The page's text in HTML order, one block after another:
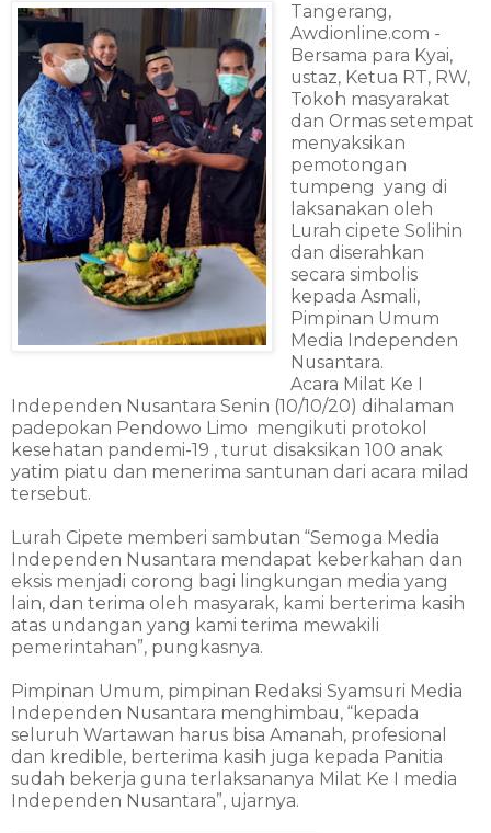
Tangerang,
Awdionline.com -
Bersama para Kyai,
ustaz, Ketua RT, RW,
Tokoh masyarakat
dan Ormas setempat
menyaksikan
pemotongan
tumpeng yang di
laksanakan oleh
Lurah cipete Solihin
dan diserahkan
secara simbolis
kepada Asmali,
Pimpinan Umum
Media Independen
Nusantara.
Acara Milat Ke I
Independen Nusantara Senin (10/10/20) dihalaman
padepokan Pendowo Limo mengikuti protokol
kesehatan pandemi-19 , turut disaksikan 100 anak
yatim piatu dan menerima santunan dari acara milad
tersebut.
Lurah Cipete memberi sambutan “Semoga Media
Independen Nusantara mendapat keberkahan dan
eksis menjadi corong bagi lingkungan media yang
lain, dan terima oleh masyarak, kami berterima kasih
atas undangan yang kami terima mewakili
pemerintahan”, pungkasnya.
Pimpinan Umum, pimpinan Redaksi Syamsuri Media
Independen Nusantara menghimbau, “kepada
seluruh Wartawan harus bisa Amanah, profesional
dan kredible, berterima kasih juga kepada Panitia
sudah bekerja guna terlaksananya Milat Ke I media
Independen Nusantara”, ujarnya.